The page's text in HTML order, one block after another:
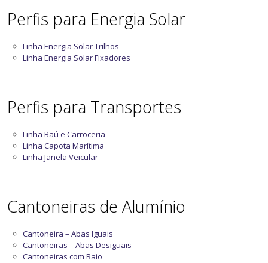
Perfis para Energia Solar
Linha Energia Solar Trilhos
Linha Energia Solar Fixadores
Perfis para Transportes
Linha Baú e Carroceria
Linha Capota Marítima
Linha Janela Veicular
Cantoneiras de Alumínio
Cantoneira – Abas Iguais
Cantoneiras – Abas Desiguais
Cantoneiras com Raio